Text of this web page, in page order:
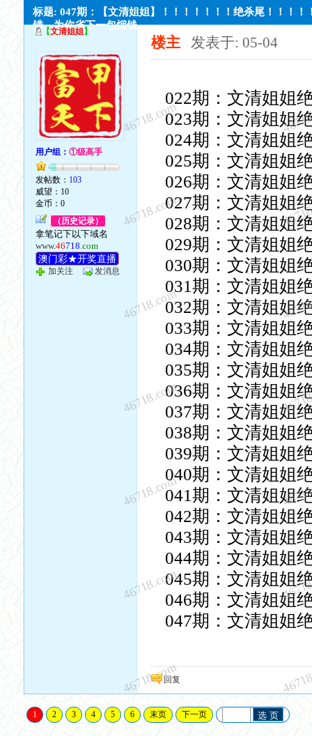
标题: 047期：【文清姐姐】！！！！！！！绝杀尾！！！！
错，为你省下一包烟钱
【文清姐姐】
用户组：①级高手
发帖数： 103
威望：10
金币：0
（历史记录）
拿笔记下以下域名
www.46718.com
澳门彩★开奖直播
加关注 发消息
楼主 发表于: 05-04
022期：文清姐
023期：文清姐
024期：文清姐
025期：文清姐
026期：文清姐
027期：文清姐
028期：文清姐
029期：文清姐
030期：文清姐
031期：文清姐
032期：文清姐
033期：文清姐
034期：文清姐
035期：文清姐
036期：文清姐
037期：文清姐
038期：文清姐
039期：文清姐
040期：文清姐
041期：文清姐
042期：文清姐
043期：文清姐
044期：文清姐
045期：文清姐
046期：文清姐
047期：文清姐
回复
1 2 3 4 5 6 末页 下一页 选 页
46718.com
46718.com
46718.com
46718.com
46718.com
46718.com
46718.com